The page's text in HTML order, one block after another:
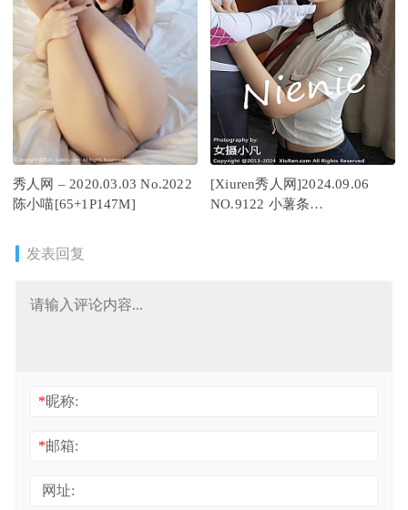
秀人网 – 2020.03.03 No.2022
陈小喵[65+1P147M]
[Xiuren秀人网]2024.09.06
NO.9122 小薯条
发表回复
*昵称:
*邮箱:
网址: